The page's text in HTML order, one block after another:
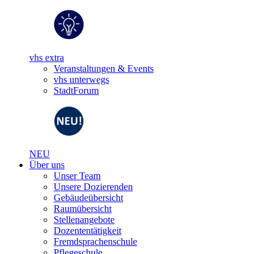
vhs extra
Veranstaltungen & Events
vhs unterwegs
StadtForum
NEU
Über uns
Unser Team
Unsere Dozierenden
Gebäudeübersicht
Raumübersicht
Stellenangebote
Dozententätigkeit
Fremdsprachenschule